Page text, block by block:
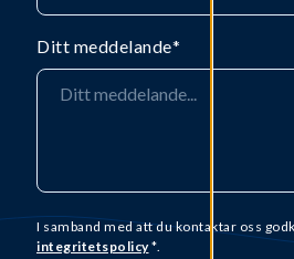
Ditt meddelande*
I samband med att du kontaktar oss
integritetspolicy*.